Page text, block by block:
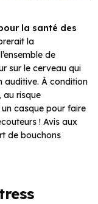
la santé des
la
de
sur le cerveau qui
auditive. À condition
au risque
un casque pour faire
! Avis aux
de bouchons